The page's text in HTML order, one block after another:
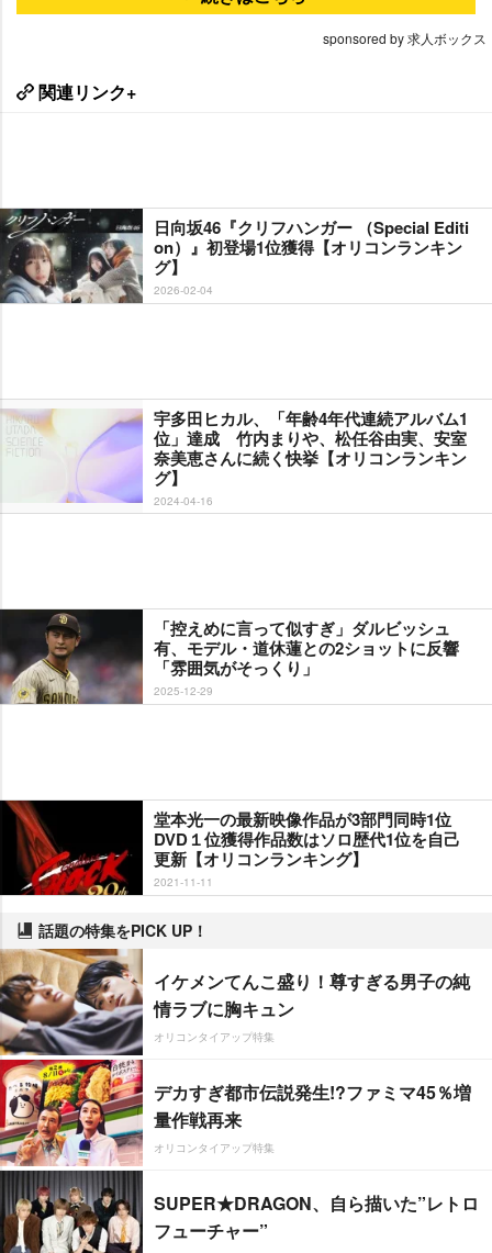
sponsored by 求人ボックス
関連リンク+
日向坂46『クリフハンガー （Special Editi
on）』初登場1位獲得【オリコンランキン
グ】
2026-02-04
宇多田ヒカル、「年齢4年代連続アルバム1
位」達成 竹内まりや、松任谷由実、安室
奈美恵さんに続く快挙【オリコンランキン
グ】
2024-04-16
「控えめに言って似すぎ」ダルビッシュ
有、モデル・道休蓮との2ショットに反響
「雰囲気がそっくり」
2025-12-29
堂本光一の最新映像作品が3部門同時1位
DVD１位獲得作品数はソロ歴代1位を自己
更新【オリコンランキング】
2021-11-11
話題の特集をPICK UP！
イケメンてんこ盛り！尊すぎる男子の純
情ラブに胸キュン
オリコンタイアップ特集
デカすぎ都市伝説発生!?ファミマ45％増
量作戦再来
オリコンタイアップ特集
SUPER★DRAGON、自ら描いた”レトロ
フューチャー”